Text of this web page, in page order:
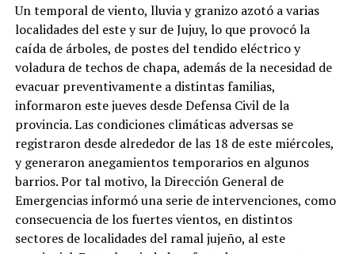
Un temporal de viento, lluvia y granizo azotó a varias
localidades del este y sur de Jujuy, lo que provocó la
caída de árboles, de postes del tendido eléctrico y
voladura de techos de chapa, además de la necesidad de
evacuar preventivamente a distintas familias,
informaron este jueves desde Defensa Civil de la
provincia. Las condiciones climáticas adversas se
registraron desde alrededor de las 18 de este miércoles,
y generaron anegamientos temporarios en algunos
barrios. Por tal motivo, la Dirección General de
Emergencias informó una serie de intervenciones, como
consecuencia de los fuertes vientos, en distintos
sectores de localidades del ramal jujeño, al este